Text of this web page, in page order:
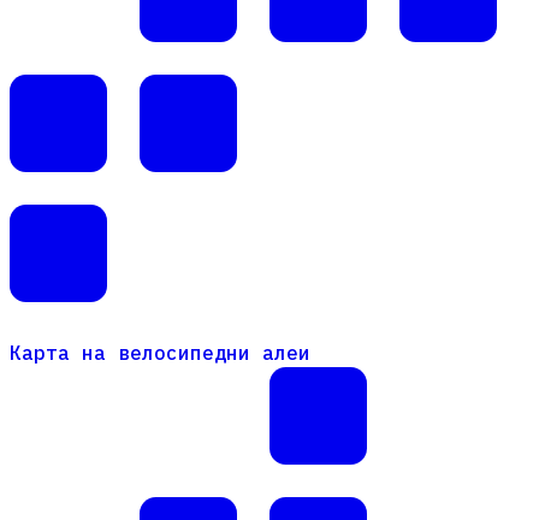
Карта на велосипедни алеи
Карта на велосипедни алеи